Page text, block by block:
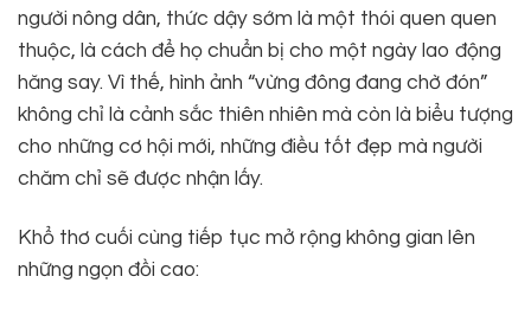
người nông dân, thức dậy sớm là một thói quen quen
thuộc, là cách để họ chuẩn bị cho một ngày lao động
hăng say. Vì thế, hình ảnh “vừng đông đang chờ đón”
không chỉ là cảnh sắc thiên nhiên mà còn là biểu tượng
cho những cơ hội mới, những điều tốt đẹp mà người
chăm chỉ sẽ được nhận lấy.
Khổ thơ cuối cùng tiếp tục mở rộng không gian lên
những ngọn đồi cao: